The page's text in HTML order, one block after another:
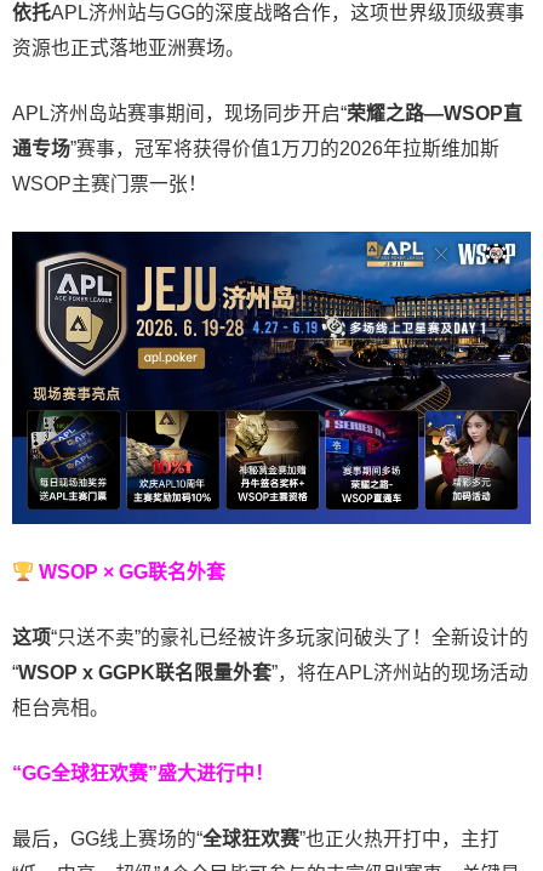
依托APL济州站与GG的深度战略合作，这项世界级顶级赛事
资源也正式落地亚洲赛场。
APL济州岛站赛事期间，现场同步开启“荣耀之路—WSOP直
通专场”赛事，冠军将获得价值1万刀的2026年拉斯维加斯
WSOP主赛门票一张！
WSOP × GG联名外套
这项“只送不卖”的豪礼已经被许多玩家问破头了！全新设计的
“WSOP x GGPK联名限量外套”，将在APL济州站的现场活动
柜台亮相。
“GG全球狂欢赛”盛大进行中！
最后，GG线上赛场的“全球狂欢赛”也正火热开打中，主打